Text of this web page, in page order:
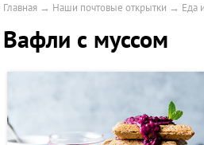
Главная → Наши почтовые открытки → Еда
Вафли с муссом